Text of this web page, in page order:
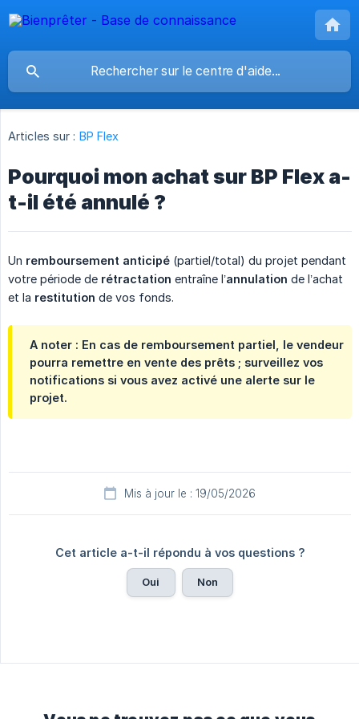
Articles sur : BP Flex
Pourquoi mon achat sur BP Flex a-
t-il été annulé ?
Un remboursement anticipé (partiel/total) du projet pendant
votre période de rétractation entraîne l’annulation de l’achat
et la restitution de vos fonds.
A noter : En cas de remboursement partiel, le vendeur
pourra remettre en vente des prêts ; surveillez vos
notifications si vous avez activé une alerte sur le
projet.
Mis à jour le : 19/05/2026
Cet article a-t-il répondu à vos questions ?
Oui Non